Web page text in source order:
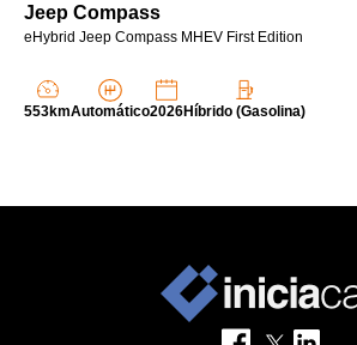
Jeep Compass
eHybrid Jeep Compass MHEV First Edition
553kmAutomático2026Híbrido (Gasolina)